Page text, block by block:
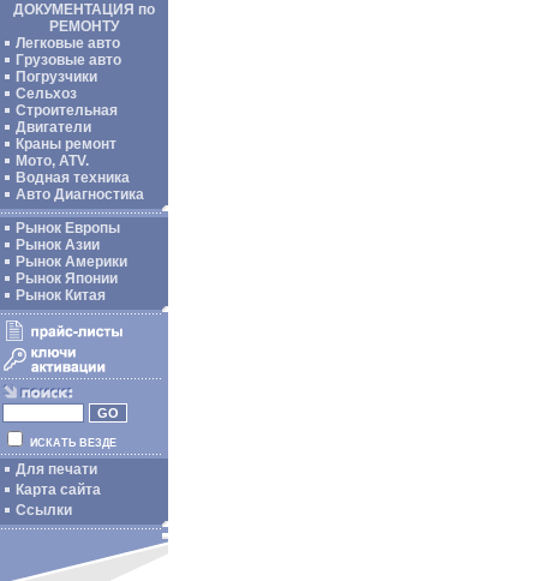
ДОКУМЕНТАЦИЯ по
РЕМОНТУ
Легковые авто
Грузовые авто
Погрузчики
Сельхоз
Строительная
Двигатели
Краны ремонт
Мото, ATV.
Водная техника
Авто Диагностика
Рынок Европы
Рынок Азии
Рынок Америки
Рынок Японии
Рынок Китая
ИСКАТЬ ВЕЗДЕ
Для печати
Карта сайта
Ссылки